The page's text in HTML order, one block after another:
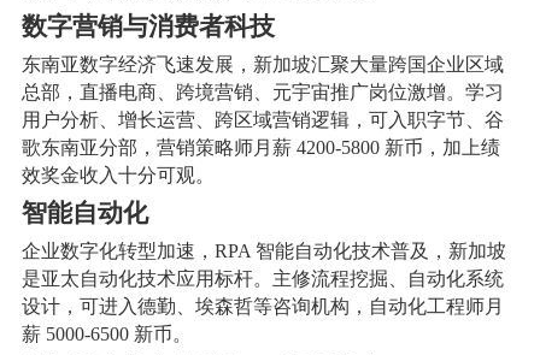
数字营销与消费者科技
东南亚数字经济飞速发展，新加坡汇聚大量跨国企业区域
总部，直播电商、跨境营销、元宇宙推广岗位激增。学习
用户分析、增长运营、跨区域营销逻辑，可入职字节、谷
歌东南亚分部，营销策略师月薪 4200-5800 新币，加上绩
效奖金收入十分可观。
智能自动化
企业数字化转型加速，RPA 智能自动化技术普及，新加坡
是亚太自动化技术应用标杆。主修流程挖掘、自动化系统
设计，可进入德勤、埃森哲等咨询机构，自动化工程师月
薪 5000-6500 新币。